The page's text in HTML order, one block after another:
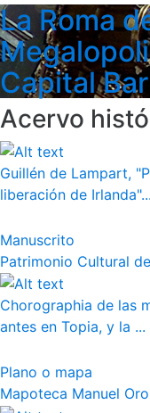
La Roma
Capital
Acervo
Guillén de Lampart,
liberación de Irlanda"...
Manuscrito
Patrimonio Cultural
Chorographia de las
antes en Topia, y la ...
Plano o mapa
Mapoteca Manuel